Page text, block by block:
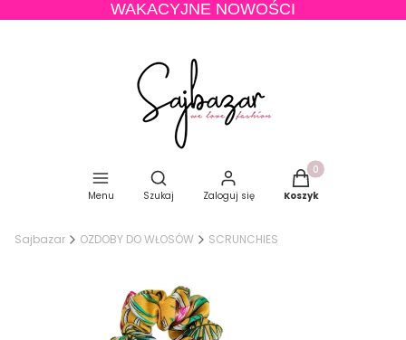
WAKACYJNE NOWOŚCI
Menu
Otwórz wyszukiwarkę
Szukaj Zaloguj się
Produkty w
Koszyk
Sajbazar OZDOBY DO WŁOSÓW SCRUNCHIES